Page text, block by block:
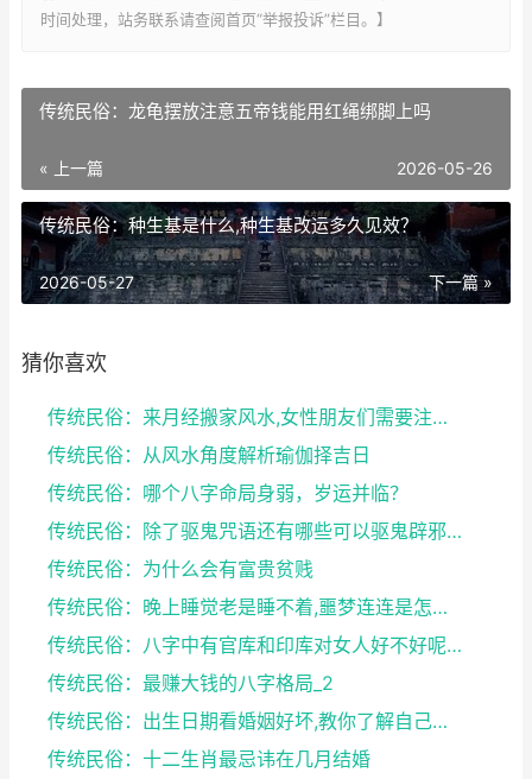
时间处理，站务联系请查阅首页“举报投诉”栏目。】
传统民俗：龙龟摆放注意五帝钱能用红绳绑脚上吗
« 上一篇 2026-05-26
传统民俗：种生基是什么,种生基改运多久见效？
下一篇 »
2026-05-27
猜你喜欢
传统民俗：来月经搬家风水,女性朋友们需要注意了
传统民俗：从风水角度解析瑜伽择吉日
传统民俗：哪个八字命局身弱，岁运并临？
传统民俗：除了驱鬼咒语还有哪些可以驱鬼辟邪的方法？...
传统民俗：为什么会有富贵贫贱
传统民俗：晚上睡觉老是睡不着,噩梦连连是怎么回事
传统民俗：八字中有官库和印库对女人好不好呢？赶快收...
传统民俗：最赚大钱的八字格局_2
传统民俗：出生日期看婚姻好坏,教你了解自己未来的婚...
传统民俗：十二生肖最忌讳在几月结婚